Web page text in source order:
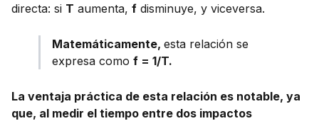
directa: si T aumenta, f disminuye, y viceversa.
Matemáticamente,esta relación se
expresa comof = 1/T.
La ventaja práctica de esta relación es notable, ya
que, al medir el tiempo entre dos impactos